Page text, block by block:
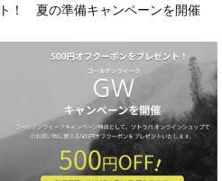
！ 夏の準備キャンペーンを開催